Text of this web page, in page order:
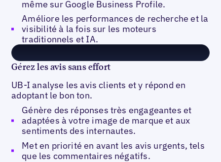
même sur Google Business Profile.
Améliore les performances de recherche et la
visibilité à la fois sur les moteurs
traditionnels et IA.
Gérez les avis sans effort
UB-I analyse les avis clients et y répond en
adoptant le bon ton.
Génère des réponses très engageantes et
adaptées à votre image de marque et aux
sentiments des internautes.
Met en priorité en avant les avis urgents, tels
que les commentaires négatifs.